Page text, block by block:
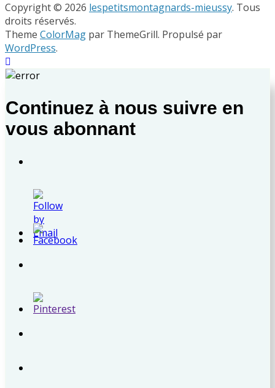
Copyright © 2026 lespetitsmontagnards-mieussy. Tous
droits réservés.
Theme ColorMag par ThemeGrill. Propulsé par
WordPress.
Continuez à nous suivre en
vous abonnant